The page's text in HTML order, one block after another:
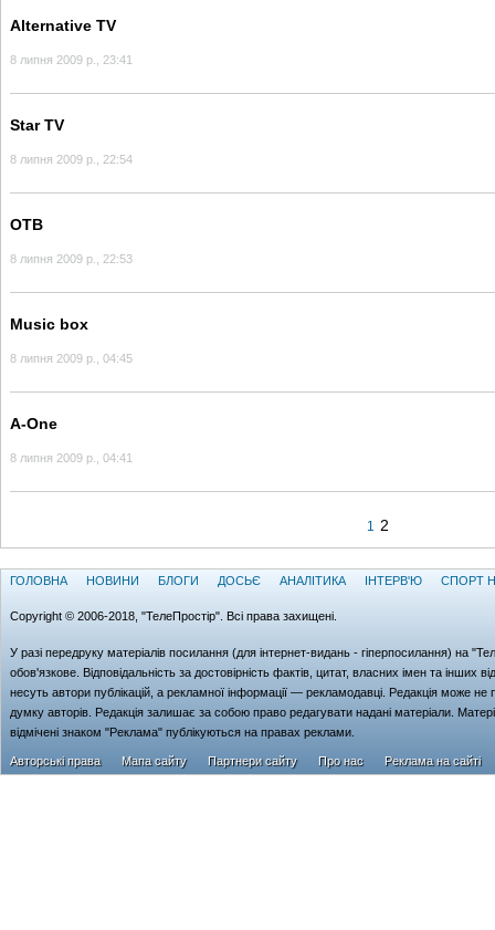
Alternative TV
8 липня 2009 р., 23:41
Star TV
8 липня 2009 р., 22:54
ОТВ
8 липня 2009 р., 22:53
Music box
8 липня 2009 р., 04:45
A-One
8 липня 2009 р., 04:41
1 2
ГОЛОВНА НОВИНИ БЛОГИ ДОСЬЄ АНАЛІТИКА ІНТЕРВ'Ю СПОРТ
Copyright © 2006-2018, "ТелеПростір". Всі права захищені.
У разі передруку матеріалів посилання (для iнтернет-видань - гiперпосилання) на
обов'язкове. Відповідальність за достовірність фактів, цитат, власних імен та інших
несуть автори публікацій, а рекламної інформації — рекламодавці. Редакція може не
думку авторів. Редакція залишає за собою право редагувати надані матеріали.
відмічені знаком "Реклама" публікуються на правах реклами.
Авторські права Мапа сайту Партнери сайту Про нас Реклама на сайті